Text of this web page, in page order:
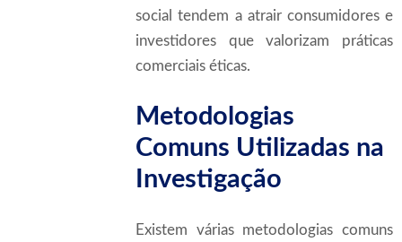
social tendem a atrair consumidores e
investidores que valorizam práticas
comerciais éticas.
Metodologias
Comuns Utilizadas na
Investigação
Existem várias metodologias comuns